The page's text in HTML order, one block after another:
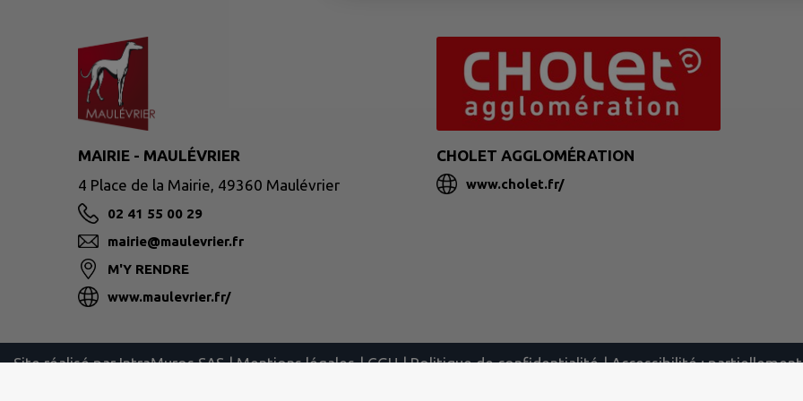
MAIRIE - MAULÉVRIER
4 Place de la Mairie, 49360 Maulévrier
02 41 55 00 29
mairie@maulevrier.fr
M'Y RENDRE
www.maulevrier.fr/
CHOLET AGGLOMÉRATION
www.cholet.fr/
Site réalisé par IntraMuros SAS |Mentions légales |CGU |Politique de confidentialité |Accessibilité :